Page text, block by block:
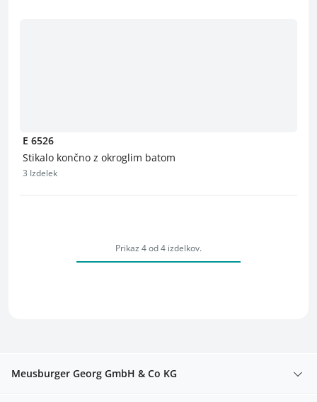
E 6526
Stikalo končno z okroglim batom
3 Izdelek
Prikaz 4 od 4 izdelkov.
Meusburger Georg GmbH & Co KG